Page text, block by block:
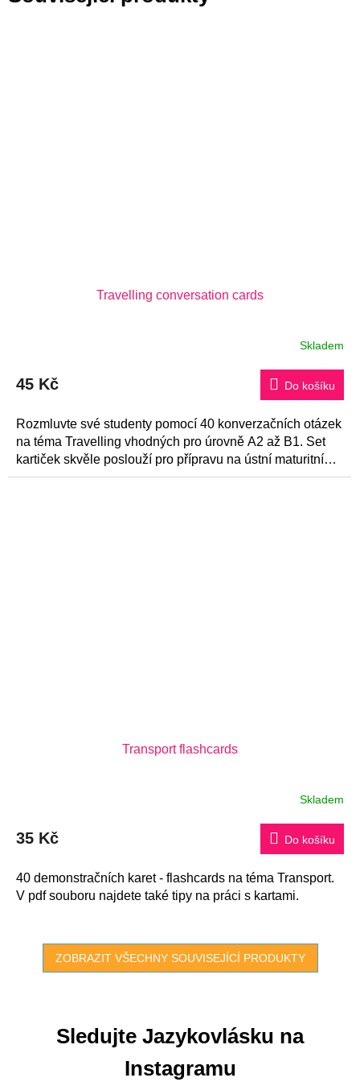
Travelling conversation cards
Skladem
45 Kč Do košíku
Rozmluvte své studenty pomocí 40 konverzačních otázek
na téma Travelling vhodných pro úrovně A2 až B1. Set
kartiček skvěle poslouží pro přípravu na ústní maturitní
zkoušku z...
Transport flashcards
Skladem
35 Kč Do košíku
40 demonstračních karet - flashcards na téma Transport.
V pdf souboru najdete také tipy na práci s kartami.
ZOBRAZIT VŠECHNY SOUVISEJÍCÍ PRODUKTY
Sledujte Jazykovlásku na
Instagramu